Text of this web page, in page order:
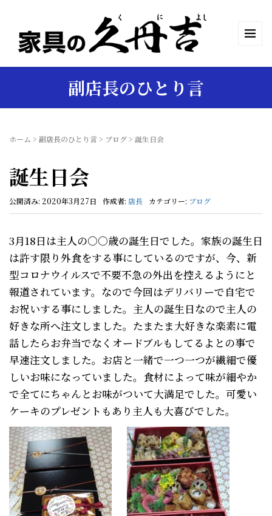
副店長のひとり言
ホーム > 副店長のひとり言> ブログ> 誕生日会
誕生日会
公開済み: 2020年3月27日 作成者: 店長 カテゴリー: ブログ
3月18日は主人の○○歳の誕生日でした。家族の誕生日
は許す限り外食をする事にしているのですが、今、新
型コロナウイルスで不要不急の外出を控えるようにと
報道されています。なので今回はデリバリーで自宅で
お祝いする事にしました。主人の誕生日なので主人の
好きな所へ注文しました。たまたま大好きな楽素に電
話したらお弁当でなくオードブルもしてるよとの事で
早速注文しました。お店と一緒で一つ一つが繊細で優
しいお味になっていました。食材によって味が細やか
で全てにちゃんとお味がついて大満足でした。可愛い
ケーキのプレゼントもあり主人も大喜びでした。